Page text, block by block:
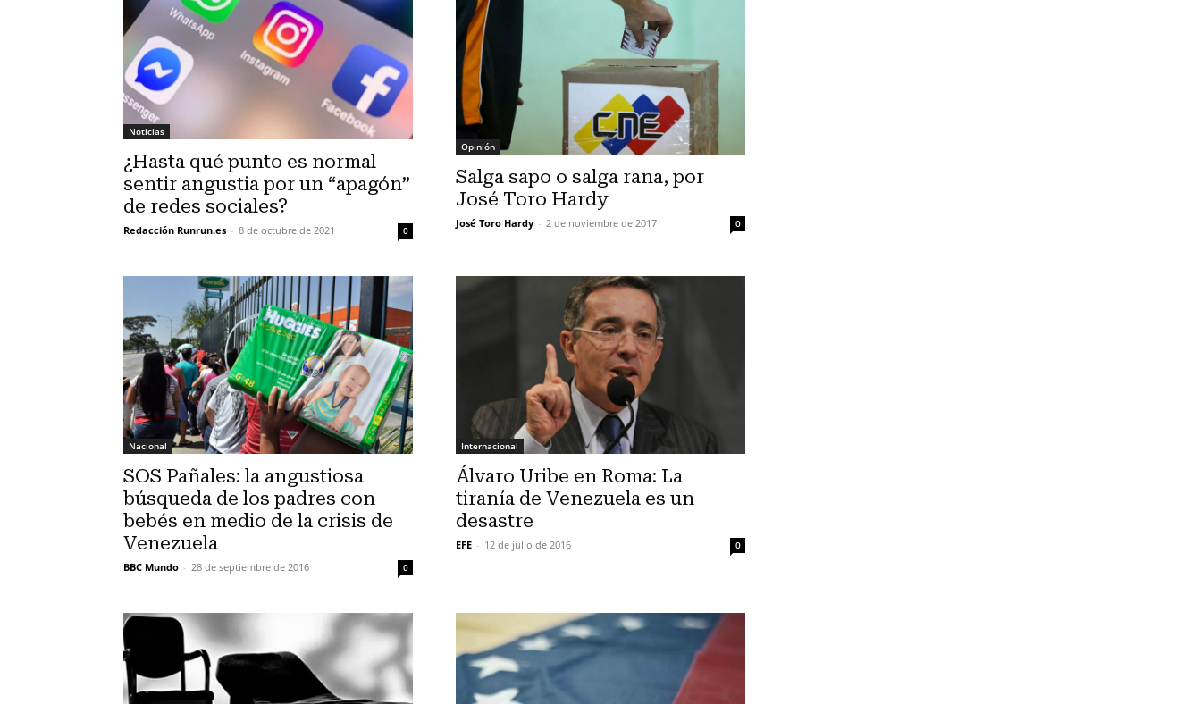
Noticias
¿Hasta qué punto es normal
sentir angustia por un “apagón”
de redes sociales?
Redacción Runrun.es - 8 de octubre de 2021 0
Opinión
Salga sapo o salga rana, por
José Toro Hardy
José Toro Hardy - 2 de noviembre de 2017 0
Nacional
SOS Pañales: la angustiosa
búsqueda de los padres con
bebés en medio de la crisis de
Venezuela
BBC Mundo - 28 de septiembre de 2016 0
Internacional
Álvaro Uribe en Roma: La
tiranía de Venezuela es un
desastre
EFE - 12 de julio de 2016 0